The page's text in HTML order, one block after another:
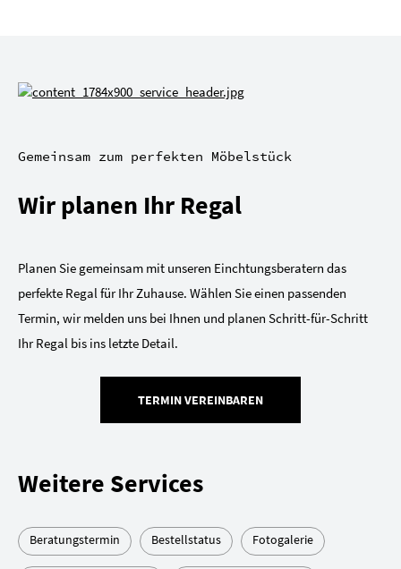
Gemeinsam zum perfekten Möbelstück
Wir planen Ihr Regal
Planen Sie gemeinsam mit unseren Einchtungsberatern das
perfekte Regal für Ihr Zuhause. Wählen Sie einen passenden
Termin, wir melden uns bei Ihnen und planen Schritt-für-Schritt
Ihr Regal bis ins letzte Detail.
TERMIN VEREINBAREN
Weitere Services
Beratungstermin Bestellstatus Fotogalerie